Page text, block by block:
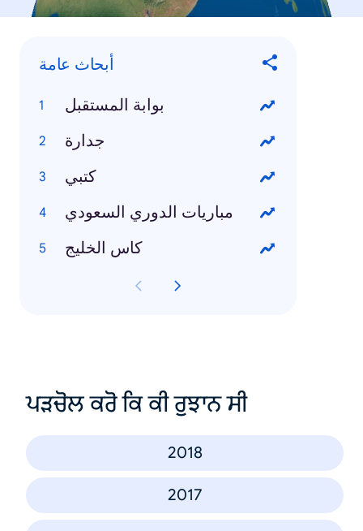
أبحاث عامة
بوابة المستقبل
جدارة
كتبي
مباريات الدوري السعودي
كاس الخليج
ਪੜਚੋਲ ਕਰੋ ਕਿ ਕੀ ਰੁਝਾਨ ਸੀ
2018
2017